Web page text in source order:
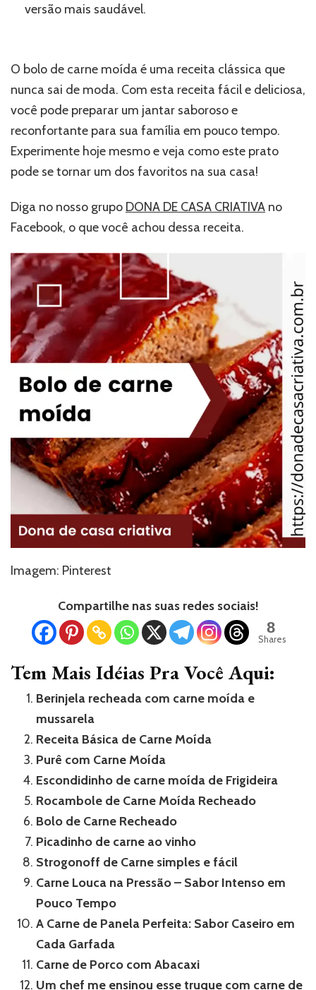
versão mais saudável.
O bolo de carne moída é uma receita clássica que
nunca sai de moda. Com esta receita fácil e deliciosa,
você pode preparar um jantar saboroso e
reconfortante para sua família em pouco tempo.
Experimente hoje mesmo e veja como este prato
pode se tornar um dos favoritos na sua casa!
Diga no nosso grupo DONA DE CASA CRIATIVA no
Facebook, o que você achou dessa receita.
Imagem: Pinterest
Compartilhe nas suas redes sociais!
8
Shares
Tem Mais Idéias Pra Você Aqui:
Berinjela recheada com carne moída e
mussarela
Receita Básica de Carne Moída
Purê com Carne Moída
Escondidinho de carne moída de Frigideira
Rocambole de Carne Moída Recheado
Bolo de Carne Recheado
Picadinho de carne ao vinho
Strogonoff de Carne simples e fácil
Carne Louca na Pressão – Sabor Intenso em
Pouco Tempo
A Carne de Panela Perfeita: Sabor Caseiro em
Cada Garfada
Carne de Porco com Abacaxi
Um chef me ensinou esse truque com carne de